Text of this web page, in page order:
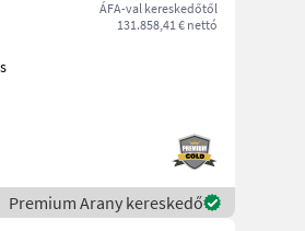
ÁFA-val kereskedőtől
131.858,41 € nettó
Premium Arany kereskedő